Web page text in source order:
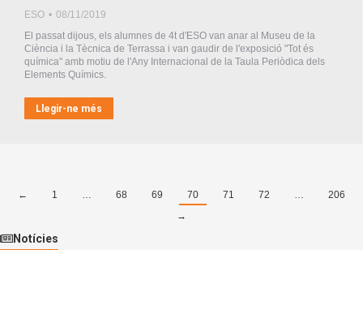
ESO
08/11/2019
El passat dijous, els alumnes de 4t d'ESO van anar al Museu de la
Ciència i la Tècnica de Terrassa i van gaudir de l'exposició "Tot és
química" amb motiu de l'Any Internacional de la Taula Periòdica dels
Elements Químics.
Llegir-ne més
← 1 … 68 69 70 71 72 …
206
→
Notícies